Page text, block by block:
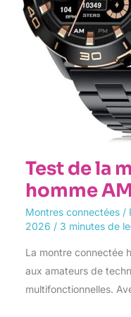
Test de la
homme
Montres connectées/
2026 / 3 minutes de
La montre connectée
aux amateurs de
multifonctionnelles.